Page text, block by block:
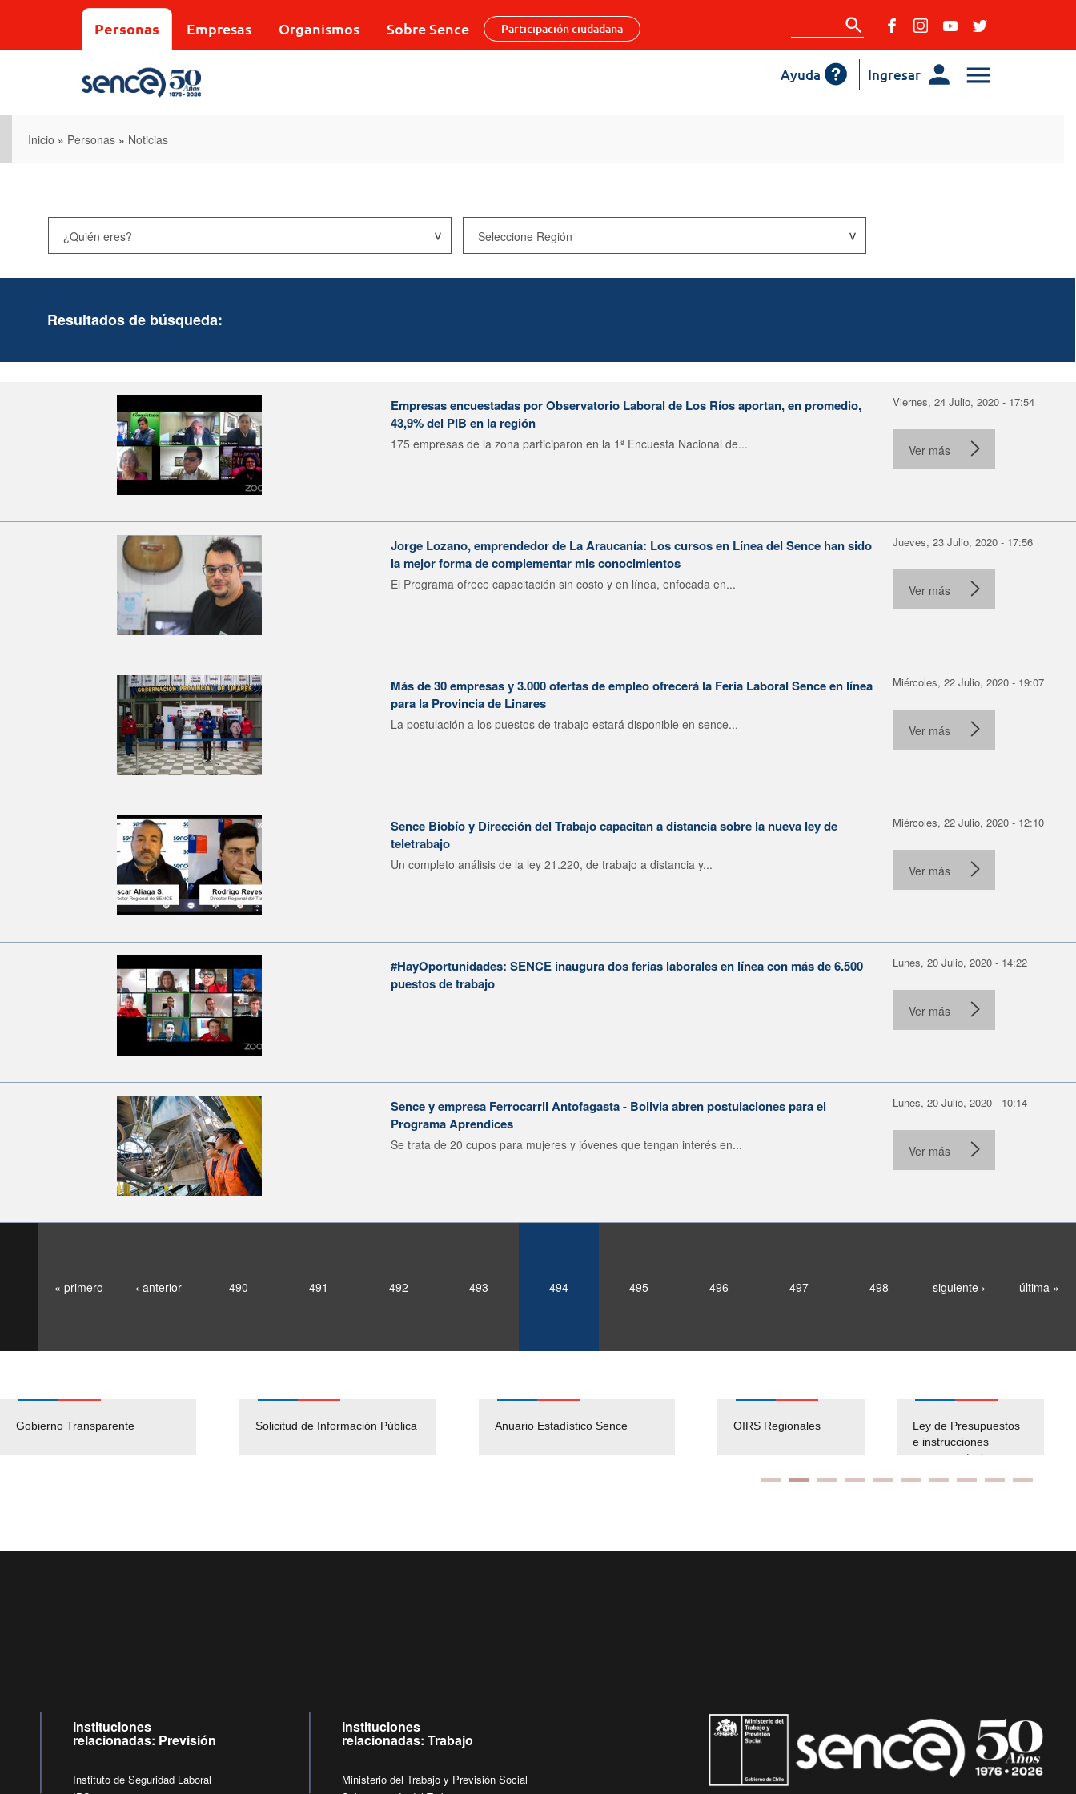
Personas Empresas Organismos Sobre Sence Participación ciudadana
Ingresar
Ayuda
Inicio » Personas » Noticias
Resultados de búsqueda:
Empresas encuestadas por Observatorio Laboral de Los Ríos aportan, en promedio,
43,9% del PIB en la región
175 empresas de la zona participaron en la 1ª Encuesta Nacional de...
Viernes, 24 Julio, 2020 - 17:54
Ver más
Jorge Lozano, emprendedor de La Araucanía: Los cursos en Línea del Sence han sido
la mejor forma de complementar mis conocimientos
El Programa ofrece capacitación sin costo y en línea, enfocada en...
Jueves, 23 Julio, 2020 - 17:56
Ver más
Más de 30 empresas y 3.000 ofertas de empleo ofrecerá la Feria Laboral Sence en línea
para la Provincia de Linares
La postulación a los puestos de trabajo estará disponible en sence...
Miércoles, 22 Julio, 2020 - 19:07
Ver más
Sence Biobío y Dirección del Trabajo capacitan a distancia sobre la nueva ley de
teletrabajo
Un completo análisis de la ley 21.220, de trabajo a distancia y...
Miércoles, 22 Julio, 2020 - 12:10
Ver más
#HayOportunidades: SENCE inaugura dos ferias laborales en línea con más de 6.500
puestos de trabajo
Lunes, 20 Julio, 2020 - 14:22
Ver más
Sence y empresa Ferrocarril Antofagasta - Bolivia abren postulaciones para el
Programa Aprendices
Se trata de 20 cupos para mujeres y jóvenes que tengan interés en...
Lunes, 20 Julio, 2020 - 10:14
Ver más
« primero ‹ anterior 490 491 492 493 494 495 496 497 498 siguiente › última »
Gobierno Transparente Solicitud de Información Pública Anuario Estadístico Sence
Pago Proveedores
Empleos Públicos
Solicitud Audiencias y
OIRS Regionales
Ley de Presupuestos
e instrucciones
presuspuetarias
Instituciones
relacionadas: Previsión
Instituto de Seguridad Laboral
Instituciones
relacionadas: Trabajo
Ministerio del Trabajo y Previsión Social